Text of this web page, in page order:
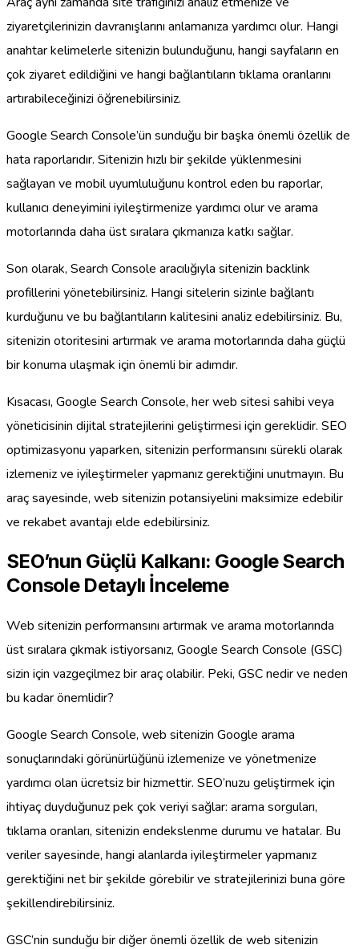
ziyaretçilerinizin davranışlarını anlamanıza yardımcı olur. Hangi
anahtar kelimelerle sitenizin bulunduğunu, hangi sayfaların en
çok ziyaret edildiğini ve hangi bağlantıların tıklama oranlarını
artırabileceğinizi öğrenebilirsiniz.
Google Search Console’ün sunduğu bir başka önemli özellik de
hata raporlarıdır. Sitenizin hızlı bir şekilde yüklenmesini
sağlayan ve mobil uyumluluğunu kontrol eden bu raporlar,
kullanıcı deneyimini iyileştirmenize yardımcı olur ve arama
motorlarında daha üst sıralara çıkmanıza katkı sağlar.
Son olarak, Search Console aracılığıyla sitenizin backlink
profillerini yönetebilirsiniz. Hangi sitelerin sizinle bağlantı
kurduğunu ve bu bağlantıların kalitesini analiz edebilirsiniz. Bu,
sitenizin otoritesini artırmak ve arama motorlarında daha güçlü
bir konuma ulaşmak için önemli bir adımdır.
Kısacası, Google Search Console, her web sitesi sahibi veya
yöneticisinin dijital stratejilerini geliştirmesi için gereklidir. SEO
optimizasyonu yaparken, sitenizin performansını sürekli olarak
izlemeniz ve iyileştirmeler yapmanız gerektiğini unutmayın. Bu
araç sayesinde, web sitenizin potansiyelini maksimize edebilir
ve rekabet avantajı elde edebilirsiniz.
SEO’nun Güçlü Kalkanı: Google Search
Console Detaylı İnceleme
Web sitenizin performansını artırmak ve arama motorlarında
üst sıralara çıkmak istiyorsanız, Google Search Console (GSC)
sizin için vazgeçilmez bir araç olabilir. Peki, GSC nedir ve neden
bu kadar önemlidir?
Google Search Console, web sitenizin Google arama
sonuçlarındaki görünürlüğünü izlemenize ve yönetmenize
yardımcı olan ücretsiz bir hizmettir. SEO’nuzu geliştirmek için
ihtiyaç duyduğunuz pek çok veriyi sağlar: arama sorguları,
tıklama oranları, sitenizin endekslenme durumu ve hatalar. Bu
veriler sayesinde, hangi alanlarda iyileştirmeler yapmanız
gerektiğini net bir şekilde görebilir ve stratejilerinizi buna göre
şekillendirebilirsiniz.
GSC’nin sunduğu bir diğer önemli özellik de web sitenizin